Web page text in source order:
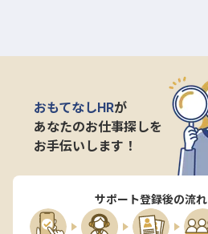
おもてなしHRが
あなたのお仕事探しを
お手伝いします！
サポート登録後の流れ